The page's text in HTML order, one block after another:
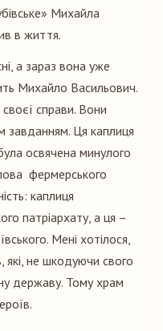
Михайла
в життя.
а зараз вона уже
Михайло Васильович.
своєї справи. Вони
завданням. Ця каплиця
освячена минулого
фермерського
каплиця
патріархату, а ця –
Мені хотілося,
не шкодуючи свого
державу. Тому храм